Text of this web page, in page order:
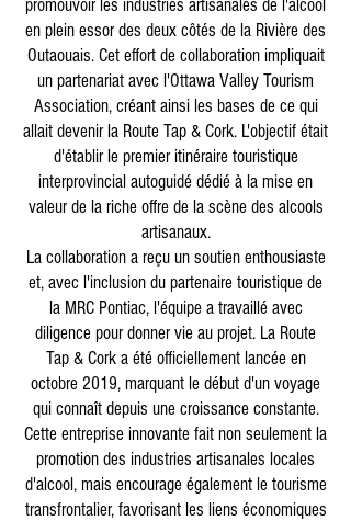
promouvoir les industries artisanales de l'alcool
en plein essor des deux côtés de la Rivière des
Outaouais. Cet effort de collaboration impliquait
un partenariat avec l'Ottawa Valley Tourism
Association, créant ainsi les bases de ce qui
allait devenir la Route Tap & Cork. L'objectif était
d'établir le premier itinéraire touristique
interprovincial autoguidé dédié à la mise en
valeur de la riche offre de la scène des alcools
artisanaux.
La collaboration a reçu un soutien enthousiaste
et, avec l'inclusion du partenaire touristique de
la MRC Pontiac, l'équipe a travaillé avec
diligence pour donner vie au projet. La Route
Tap & Cork a été officiellement lancée en
octobre 2019, marquant le début d'un voyage
qui connaît depuis une croissance constante.
Cette entreprise innovante fait non seulement la
promotion des industries artisanales locales
d'alcool, mais encourage également le tourisme
transfrontalier, favorisant les liens économiques